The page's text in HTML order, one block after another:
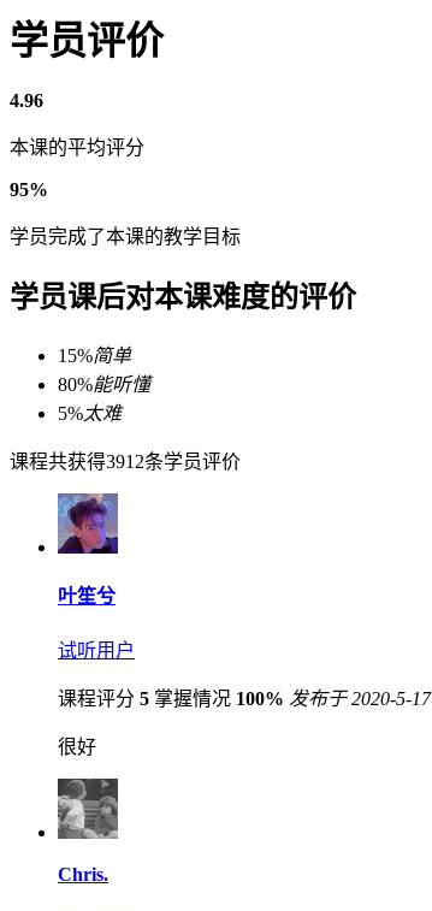
学员评价
4.96
本课的平均评分
95%
学员完成了本课的教学目标
学员课后对本课难度的评价
15%简单
80%能听懂
5%太难
课程共获得3912条学员评价
叶笙兮
试听用户
课程评分 5 掌握情况 100% 发布于 2020-5-17
很好
Chris.